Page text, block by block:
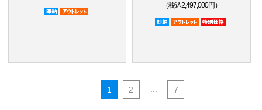
即納品
（税込2,497,000円）
即納品
アウトレット品
1 2 ... 7